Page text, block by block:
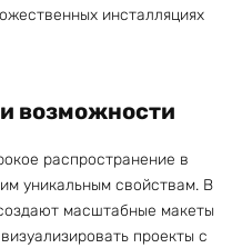
инсталляциях
возможности
распространение в
уникальным свойствам. В
масштабные макеты
проекты с